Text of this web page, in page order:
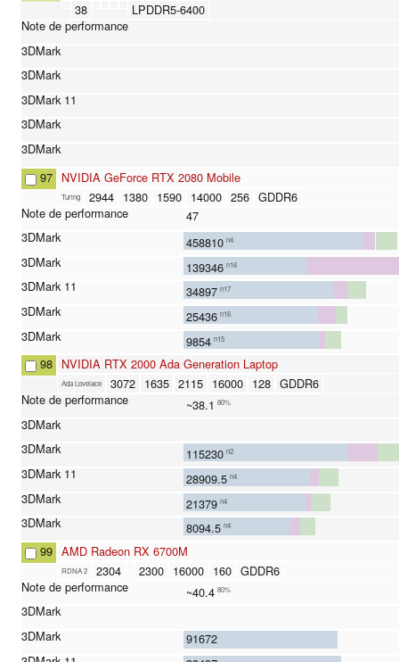
38
LPDDR5-6400
97 NVIDIA GeForce RTX 2080 Mobile
Turing 2944 1380 1590 14000 256 GDDR6
47
458810 n4
139346 n16
34897 n17
25436 n16
9854 n15
98 NVIDIA RTX 2000 Ada Generation Laptop
Ada Lovelace 3072 1635 2115 16000 128 GDDR6
~38.1 80%
115230 n2
28909.5 n4
21379 n4
8094.5 n4
99 AMD Radeon RX 6700M
RDNA 2 2304 2300 16000 160 GDDR6
~40.4 80%
91672